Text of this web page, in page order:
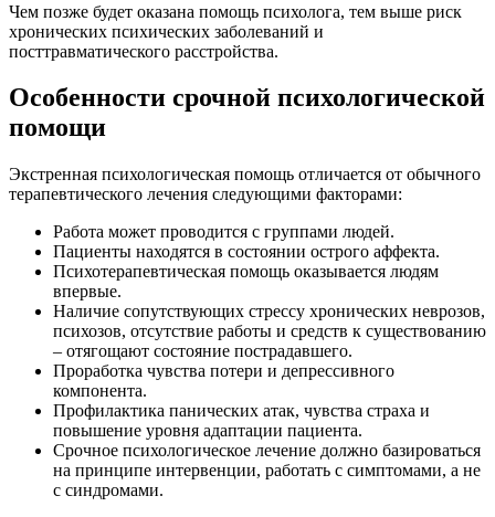
Чем позже будет оказана помощь психолога, тем выше риск
хронических психических заболеваний и
посттравматического расстройства.
Особенности срочной психологической
помощи
Экстренная психологическая помощь отличается от обычного
терапевтического лечения следующими факторами:
Работа может проводится с группами людей.
Пациенты находятся в состоянии острого аффекта.
Психотерапевтическая помощь оказывается людям
впервые.
Наличие сопутствующих стрессу хронических неврозов,
психозов, отсутствие работы и средств к существованию
– отягощают состояние пострадавшего.
Проработка чувства потери и депрессивного
компонента.
Профилактика панических атак, чувства страха и
повышение уровня адаптации пациента.
Срочное психологическое лечение должно базироваться
на принципе интервенции, работать с симптомами, а не
с синдромами.